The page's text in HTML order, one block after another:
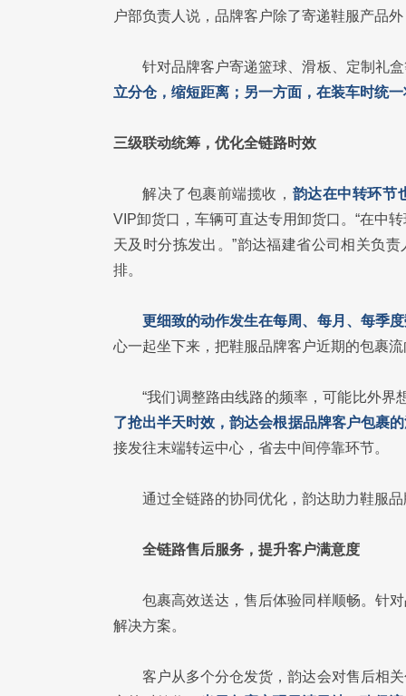
户部负责人说，品牌客户除了寄递鞋服产品
针对品牌客户寄递篮球、滑板、定制礼
立分仓，缩短距离；另一方面，在装车时统
三级联动统筹，优化全链路时效
解决了包裹前端揽收， 韵达在中转环节
VIP卸货口，车辆可直达专用卸货口。“在中
天及时分拣发出。”韵达福建省公司相关负
排。
更细致的动作发生在每周、每月、每季
心一起坐下来，把鞋服品牌客户近期的包裹
“我们调整路由线路的频率，可能比外界
了抢出半天时效，韵达会根据品牌客户包裹
接发往末端转运中心，省去中间停靠环节。
通过全链路的协同优化，韵达助力鞋服
全链路售后服务，提升客户满意度
包裹高效送达，售后体验同样顺畅。针
解决方案。
客户从多个分仓发货，韵达会对售后相